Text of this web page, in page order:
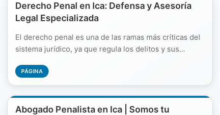
Derecho Penal en Ica: Defensa y Asesoría
Legal Especializada
El derecho penal es una de las ramas más críticas del
sistema jurídico, ya que regula los delitos y sus...
PÁGINA
Abogado Penalista en Ica | Somos tu